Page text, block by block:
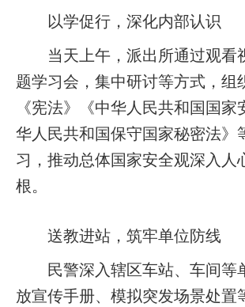
以学促行，深化内部认识
当天上午，派出所通过观看
题学习会，集中研讨等方式，组
《宪法》《中华人民共和国国家
华人民共和国保守国家秘密法》
习，推动总体国家安全观深入人
根。
送教进站，筑牢单位防线
民警深入辖区车站、车间等
放宣传手册、模拟突发场景处置